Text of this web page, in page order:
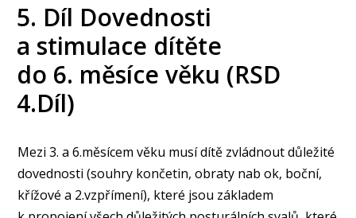
5. Díl Dovednosti
a stimulace dítěte
do 6. měsíce věku (RSD
4.Díl)
Mezi 3. a 6.měsícem věku musí dítě zvládnout důležité
dovednosti (souhry končetin, obraty nab ok, boční,
křížové a 2.vzpřímení), které jsou základem